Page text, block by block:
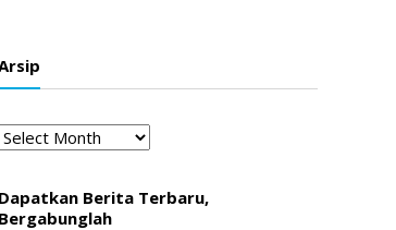
Arsip
Dapatkan Berita Terbaru,
Bergabunglah